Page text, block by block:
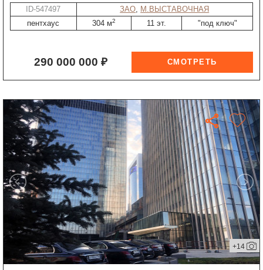
ID-547497 ЗАО, М.ВЫСТАВОЧНАЯ
пентхаус
304 м2 11 эт. "под ключ"
290 000 000 ₽
+14